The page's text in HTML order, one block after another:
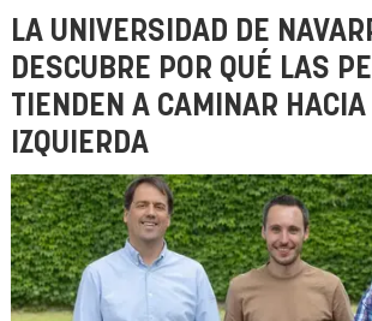
LA UNIVERSIDAD DE
DESCUBRE POR QUÉ LAS
TIENDEN A CAMINAR
IZQUIERDA